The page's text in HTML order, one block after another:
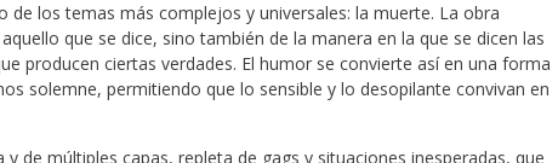
de los temas más complejos y universales: la muerte. La obra
que se dice, sino también de la manera en la que se dicen las
producen ciertas verdades. El humor se convierte así en una forma
solemne, permitiendo que lo sensible y lo desopilante convivan en
de múltiples capas, repleta de gags y situaciones inesperadas, que